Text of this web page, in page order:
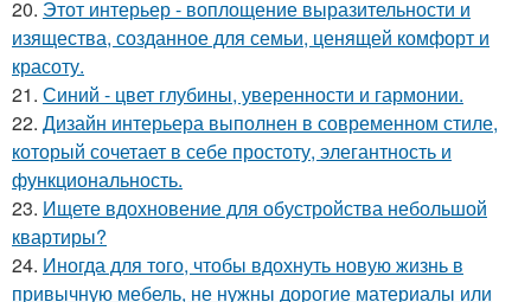
20. Этот интерьер - воплощение выразительности и
изящества, созданное для семьи, ценящей комфорт и
красоту.
21. Синий - цвет глубины, уверенности и гармонии.
22. Дизайн интерьера выполнен в современном стиле,
который сочетает в себе простоту, элегантность и
функциональность.
23. Ищете вдохновение для обустройства небольшой
квартиры?
24. Иногда для того, чтобы вдохнуть новую жизнь в
привычную мебель, не нужны дорогие материалы или